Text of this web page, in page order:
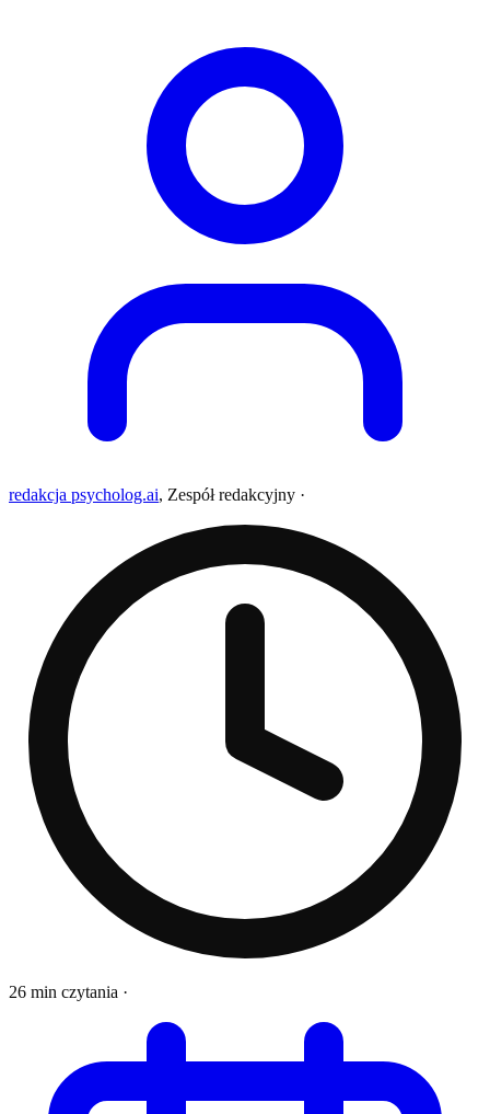
redakcja psycholog.ai, Zespół redakcyjny ·
26 min czytania ·